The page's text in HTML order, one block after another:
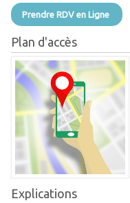
Prendre RDV en Ligne
Plan d'accès
Explications